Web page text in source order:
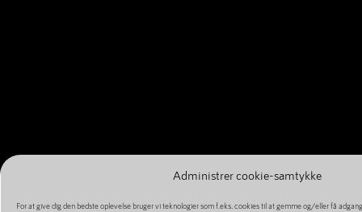
Administrer cookie-samtykke
For at give dig den bedste oplevelse bruger vi teknologier som f.eks. cookies til at gemme og/eller få